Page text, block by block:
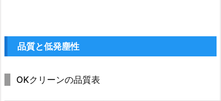
品質と低発塵性
OKクリーンの品質表